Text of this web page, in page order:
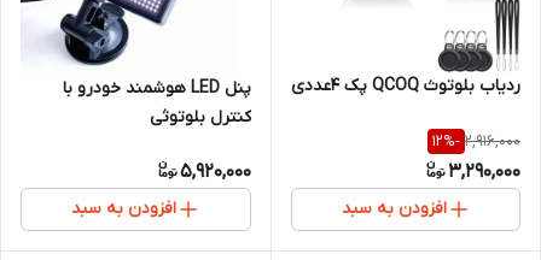
ردیاب بلوتوث QCOQ پک ۴عددی
2,916,000
-12
%
3,290,000
افزودن به سبد
پنل LED هوشمند خودرو با
کنترل بلوتوثی
5,920,000
افزودن به سبد